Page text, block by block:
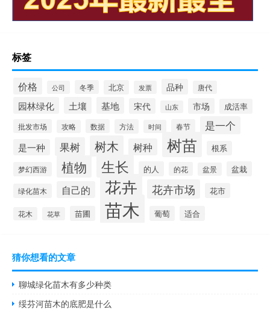
标签
价格 公司 冬季 北京 发票 品种 唐代
园林绿化 土壤 基地 宋代 山东 市场 成活率
批发市场 攻略 数据 方法 时间 春节 是一个
是一种 果树 树木 树种 树苗
根系
梦幻西游
植物 生长 的人 的花 盆景 盆栽
绿化苗木 自己的 花卉 花卉市场 花市
花木 花草 苗圃 苗木 葡萄 适合
猜你想看的文章
聊城绿化苗木有多少种类
绥芬河苗木的底肥是什么